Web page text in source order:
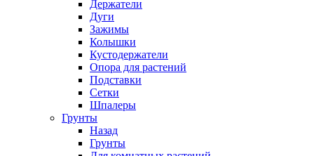
Держатели
Дуги
Зажимы
Колышки
Кустодержатели
Опора для растений
Подставки
Сетки
Шпалеры
Грунты
Назад
Грунты